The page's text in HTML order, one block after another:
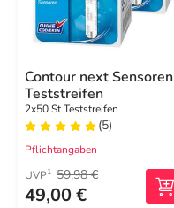
Contour next Sensoren
Teststreifen
2x50 St Teststreifen
(5)
Pflichtangaben
UVP1 59,98 €
49,00 €